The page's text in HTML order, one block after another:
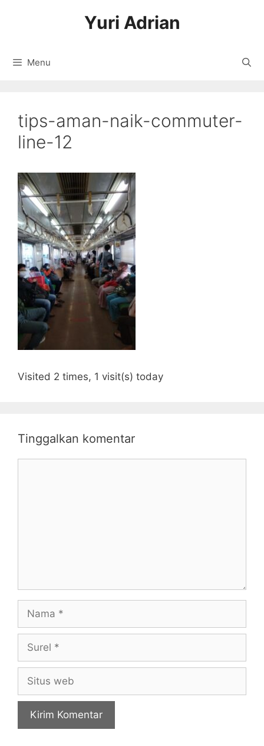
Yuri Adrian
Menu
tips-aman-naik-commuter-
line-12
Visited 2 times, 1 visit(s) today
Tinggalkan komentar
web